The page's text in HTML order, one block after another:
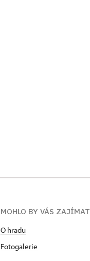
MOHLO BY VÁS ZAJÍMAT
O hradu
Fotogalerie